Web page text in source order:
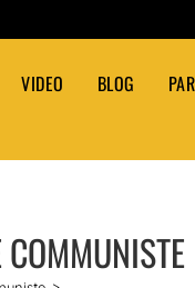
VIDEO BLOG